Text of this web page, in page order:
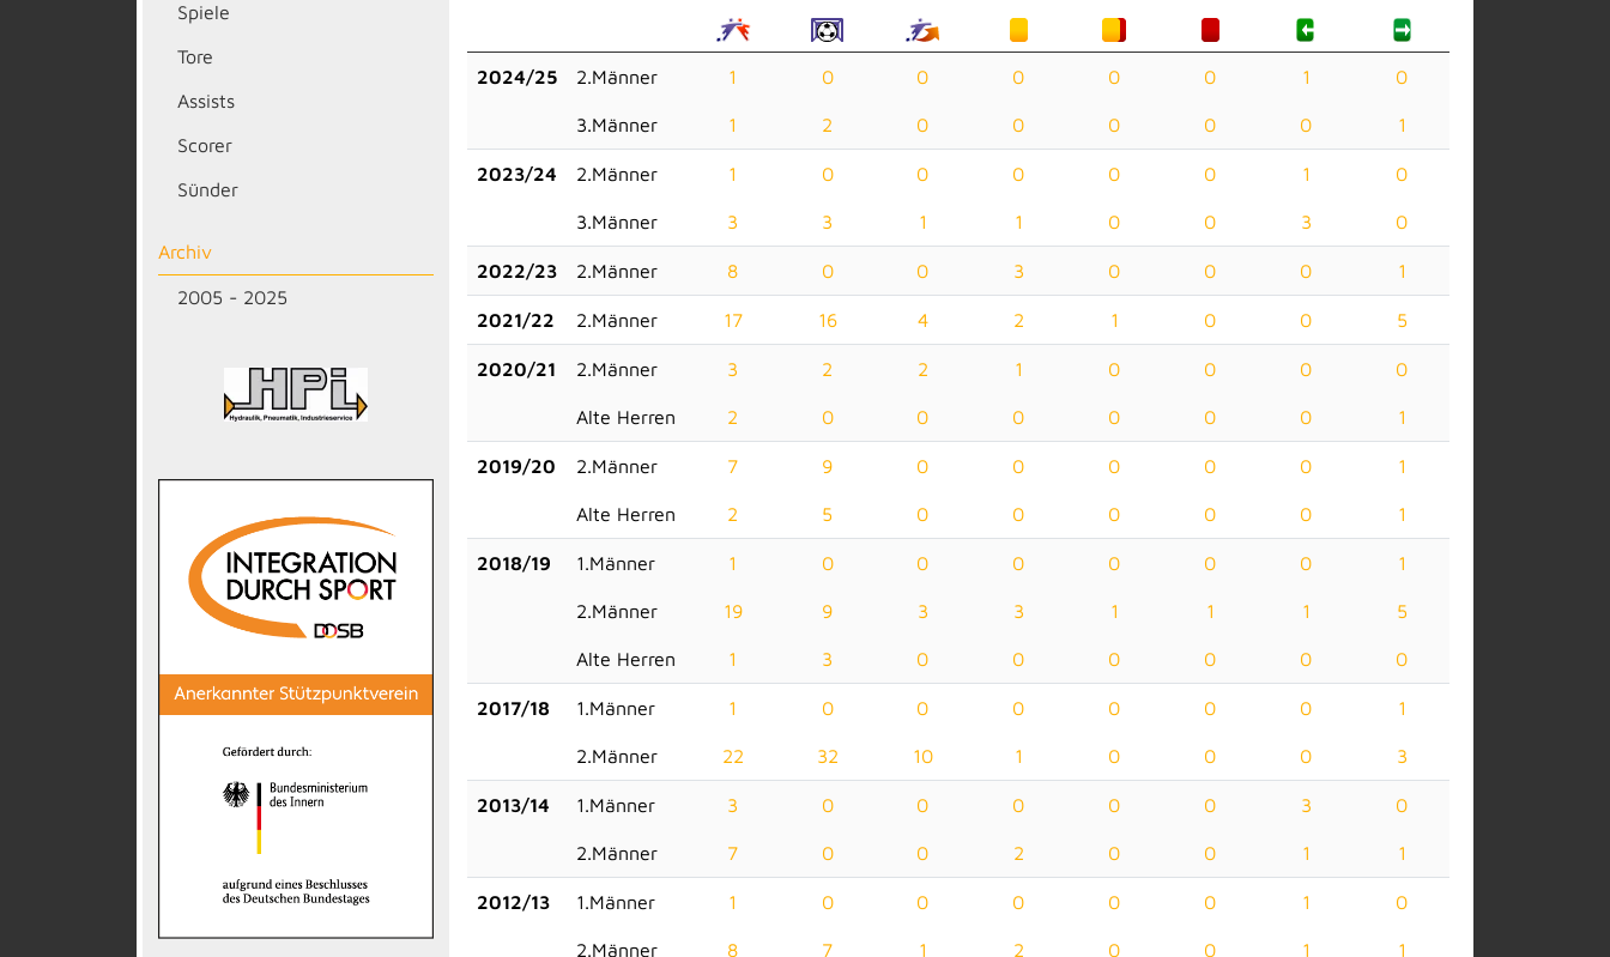
Spiele
Tore
Assists
Scorer
Sünder
Archiv
2005 - 2025
2024/25 2.Männer 1 0 0 0 0 0 1 0
3.Männer 1 2 0 0 0 0 0 1
2023/24 2.Männer 1 0 0 0 0 0 1 0
3.Männer 3 3 1 1 0 0 3 0
2022/23 2.Männer 8 0 0 3 0 0 0 1
2021/22 2.Männer 17 16 4 2 1 0 0 5
2020/21 2.Männer 3 2 2 1 0 0 0 0
Alte Herren 2 0 0 0 0 0 0 1
2019/20 2.Männer 7 9 0 0 0 0 0 1
Alte Herren 2 5 0 0 0 0 0 1
2018/19 1.Männer 1 0 0 0 0 0 0 1
2.Männer 19 9 3 3 1 1 1 5
Alte Herren 1 3 0 0 0 0 0 0
2017/18 1.Männer 1 0 0 0 0 0 0 1
2.Männer 22 32 10 1 0 0 0 3
2013/14 1.Männer 3 0 0 0 0 0 3 0
2.Männer 7 0 0 2 0 0 1 1
2012/13 1.Männer 1 0 0 0 0 0 1 0
2.Männer 8 7 1 2 0 0 1 1